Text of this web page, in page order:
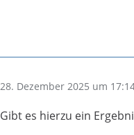
28. Dezember 2025 um
Gibt es hierzu ein